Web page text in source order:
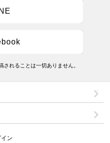
れることは一切ありません。
イン